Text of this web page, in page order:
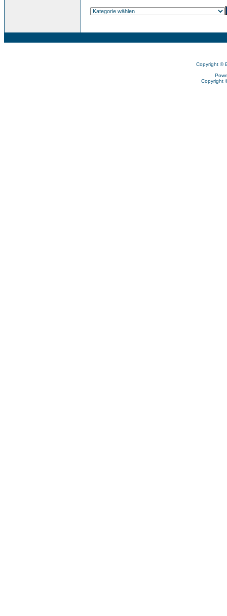
Copyright ©
Copyright